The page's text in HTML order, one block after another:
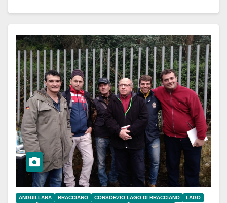
ANGUILLARA BRACCIANO CONSORZIO LAGO DI BRACCIANO
LAGO